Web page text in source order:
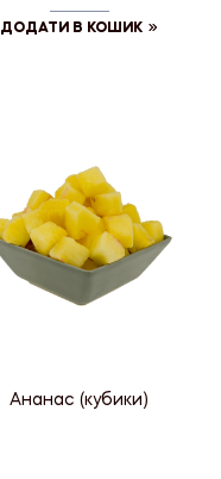
ДОДАТИ В КОШИК
Ананас (кубики)